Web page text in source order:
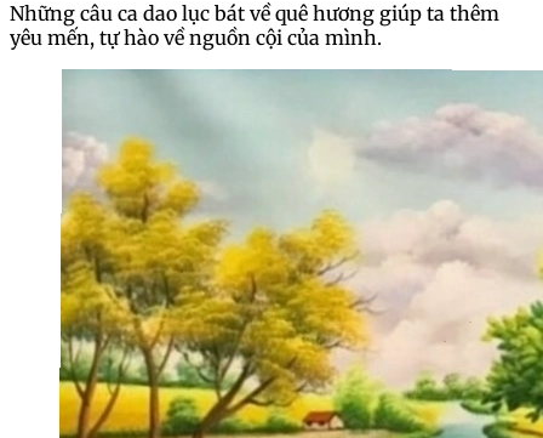
Những câu ca dao lục bát về quê hương giúp ta thêm
yêu mến, tự hào về nguồn cội của mình.